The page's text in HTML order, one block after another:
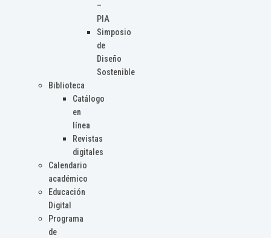
–
PIA
Simposio
de
Diseño
Sostenible
Biblioteca
Catálogo
en
línea
Revistas
digitales
Calendario
académico
Educación
Digital
Programa
de